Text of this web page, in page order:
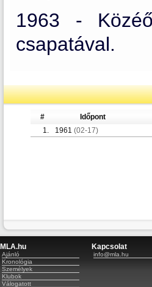
1963 -
csapatával.
# Időpont
1.
1961 (02-17)
MLA.hu
Ajánló
Kronológia
Személyek
Klubok
Válogatott
Kapcsolat
info@mla.hu